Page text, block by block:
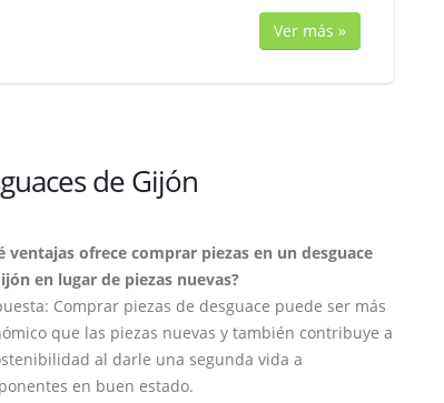
Ver más »
de Gijón
ventajas ofrece comprar piezas en un desguace
en lugar de piezas nuevas?
Comprar piezas de desguace puede ser más
que las piezas nuevas y también contribuye a
al darle una segunda vida a
en buen estado.